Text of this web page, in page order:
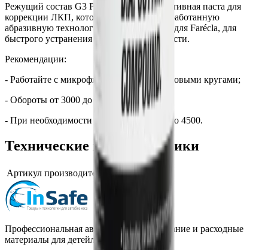
Режущий состав G3 Pro D.A. - это эффективная паста для
коррекции ЛКП, которая использует разработанную
абразивную технологию, эксклюзивную для Farécla, для
быстрого устранения дефектов поверхности.
Рекомендации:
- Работайте с микрофибровым и поролоновыми кругами;
- Обороты от 3000 до 3500 тыс.;
- При необходимости можно увеличить до 4500.
Технические характеристики
Артикул производителя 7500
Профессиональная автохимия, оборудование и расходные
материалы для детейлинга.